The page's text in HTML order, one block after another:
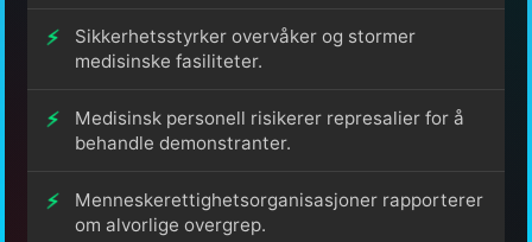
Sikkerhetsstyrker overvåker og stormer
medisinske fasiliteter.
Medisinsk personell risikerer represalier for å
behandle demonstranter.
Menneskerettighetsorganisasjoner rapporterer
om alvorlige overgrep.